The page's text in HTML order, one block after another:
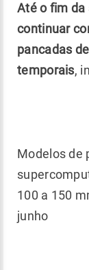
Até o fim da
continuar
pancadas
temporais,
Modelos de
100 a 150
junho